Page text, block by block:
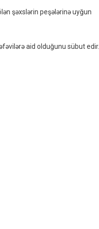
şəxslərin peşələrinə uyğun
aid olduğunu sübut edir.